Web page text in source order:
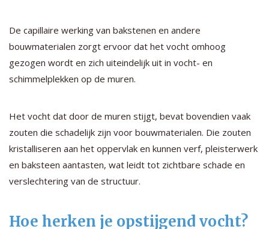
De capillaire werking van bakstenen en andere
bouwmaterialen zorgt ervoor dat het vocht omhoog
gezogen wordt en zich uiteindelijk uit in vocht- en
schimmelplekken op de muren.
Het vocht dat door de muren stijgt, bevat bovendien vaak
zouten die schadelijk zijn voor bouwmaterialen. Die zouten
kristalliseren aan het oppervlak en kunnen verf, pleisterwerk
en baksteen aantasten, wat leidt tot zichtbare schade en
verslechtering van de structuur.
Hoe herken je opstijgend vocht?